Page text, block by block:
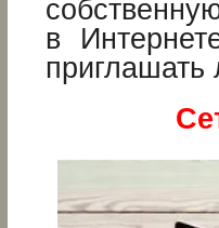
в
приглашать